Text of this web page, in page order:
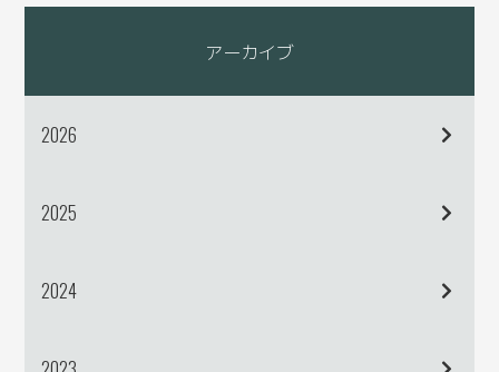
アーカイブ
2026
2025
2024